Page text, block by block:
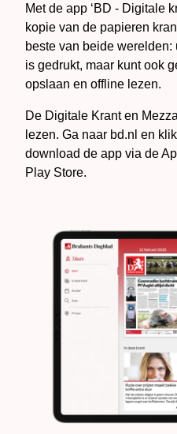
Met de app ‘BD - Digitale
kopie van de papieren
beste van beide
is gedrukt, maar kunt ook
opslaan en offline lezen.
De Digitale Krant en
lezen. Ga naar bd.nl en
download de app via de
Play Store.